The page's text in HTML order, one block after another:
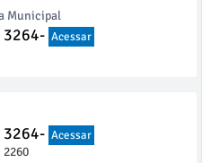
Municipal
3264- Acessar
3264- Acessar
2260